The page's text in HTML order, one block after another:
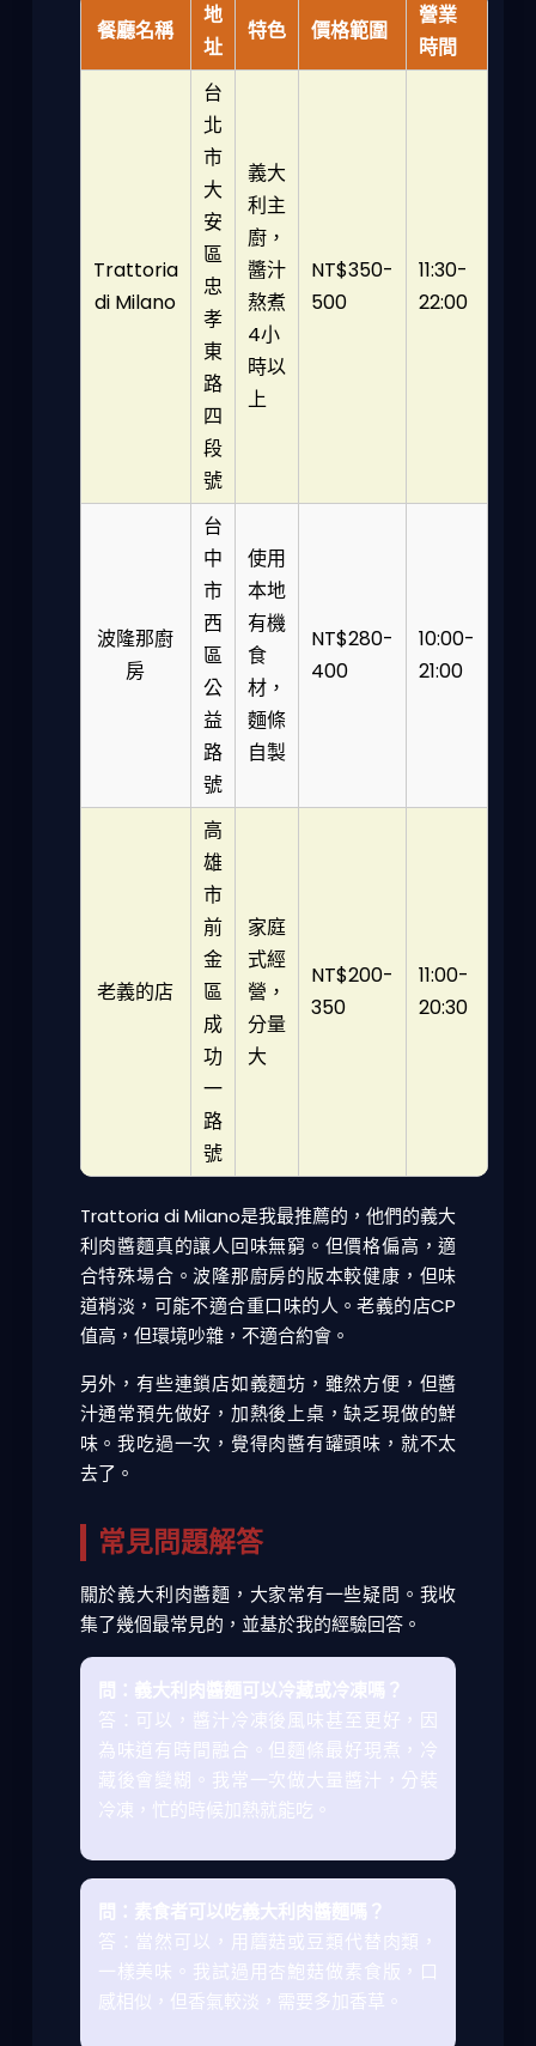
餐廳名稱
地
址
特色 價格範圍
營業
時間
Trattoria
di Milano
台
北
市
大
安
區
忠
孝
東
路
四
段
號
義大
利主
廚，
醬汁
熬煮
4小
時以
上
NT$350-
500
11:30-
22:00
波隆那廚
房
台
中
市
西
區
公
益
路
號
使用
本地
有機
食
材，
麵條
自製
NT$280-
400
10:00-
21:00
老義的店
高
雄
市
前
金
區
成
功
一
路
號
家庭
式經
營，
分量
大
NT$200-
350
11:00-
20:30
Trattoria di Milano是我最推薦的，他們的義大
利肉醬麵真的讓人回味無窮。但價格偏高，適
合特殊場合。波隆那廚房的版本較健康，但味
道稍淡，可能不適合重口味的人。老義的店CP
值高，但環境吵雜，不適合約會。
另外，有些連鎖店如義麵坊，雖然方便，但醬
汁通常預先做好，加熱後上桌，缺乏現做的鮮
味。我吃過一次，覺得肉醬有罐頭味，就不太
去了。
常見問題解答
關於義大利肉醬麵，大家常有一些疑問。我收
集了幾個最常見的，並基於我的經驗回答。
問：義大利肉醬麵可以冷藏或冷凍嗎？
答：可以，醬汁冷凍後風味甚至更好，因
為味道有時間融合。但麵條最好現煮，冷
藏後會變糊。我常一次做大量醬汁，分裝
冷凍，忙的時候加熱就能吃。
問：素食者可以吃義大利肉醬麵嗎？
答：當然可以，用蘑菇或豆類代替肉類，
一樣美味。我試過用杏鮑菇做素食版，口
感相似，但香氣較淡，需要多加香草。